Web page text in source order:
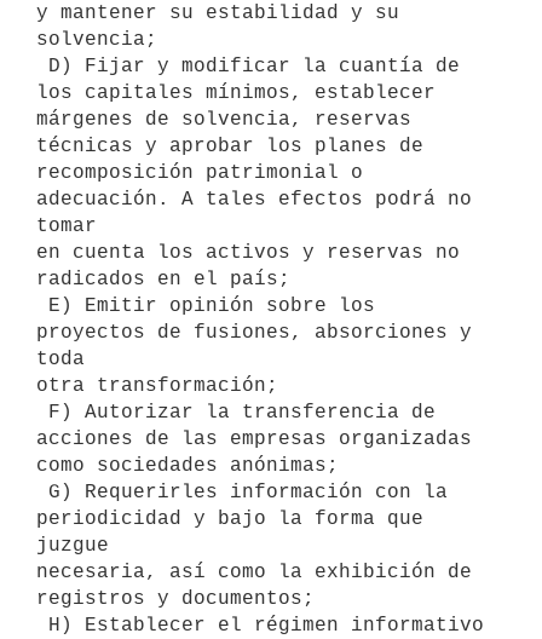
y mantener su estabilidad y su
solvencia;
los capitales mínimos, establecer
márgenes de solvencia, reservas
técnicas y aprobar los planes de
recomposición patrimonial o
adecuación. A tales efectos podrá no
tomar
en cuenta los activos y reservas no
radicados en el país;
proyectos de fusiones, absorciones y
toda
otra transformación;
acciones de las empresas organizadas
como sociedades anónimas;
periodicidad y bajo la forma que
juzgue
necesaria, así como la exhibición de
registros y documentos;